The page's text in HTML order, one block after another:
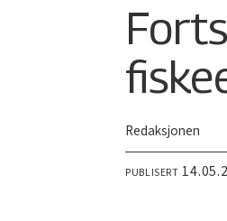
Redaksjonen
PUBLISERT